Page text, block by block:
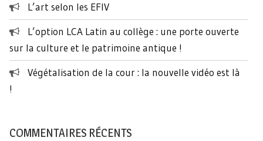
L’art selon les EFIV
L’option LCA Latin au collège : une porte ouverte
sur la culture et le patrimoine antique !
Végétalisation de la cour : la nouvelle vidéo est là
!
COMMENTAIRES RÉCENTS